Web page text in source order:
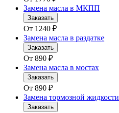
Замена масла в МКПП
Заказать
От 1240 ₽
Замена масла в раздатке
Заказать
От 890 ₽
Замена масла в мостах
Заказать
От 890 ₽
Замена тормозной жидкости
Заказать